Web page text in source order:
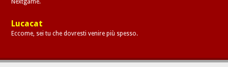
Nextgame.
Lucacat
Eccome, sei tu che dovresti venire più spesso.